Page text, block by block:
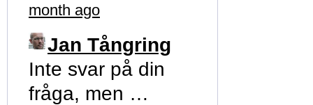
month ago
Jan Tångring
Inte svar på din
fråga, men …